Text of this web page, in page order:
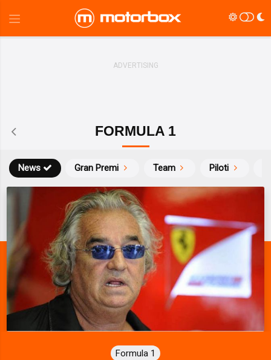
FORMULA 1
News Gran Premi Team Piloti
Formula 1